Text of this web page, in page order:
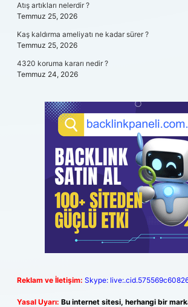
Atış artıkları nelerdir ?
Temmuz 25, 2026
Kaş kaldırma ameliyatı ne kadar sürer ?
Temmuz 25, 2026
4320 koruma kararı nedir ?
Temmuz 24, 2026
Reklam ve İletişim: Skype:
Yasal Uyarı: Bu internet sitesi, herhangi bir